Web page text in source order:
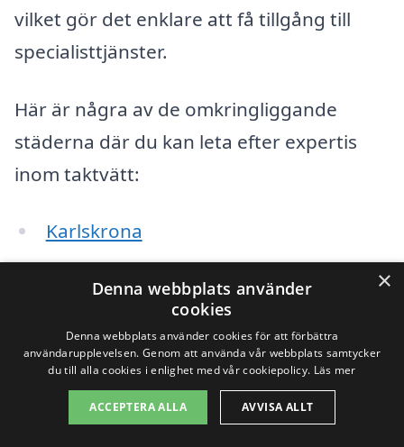
vilket gör det enklare att få tillgång till
specialisttjänster.
Här är några av de omkringliggande
städerna där du kan leta efter expertis
inom taktvätt:
Karlskrona
Sölvesborg
Olofström
×
Denna webbplats använder
cookies
Denna webbplats använder cookies för att förbättra
användarupplevelsen. Genom att använda vår webbplats samtycker
du till alla cookies i enlighet med vår cookiepolicy. Läs mer
ACCEPTERA ALLA AVVISA ALLT